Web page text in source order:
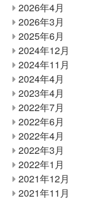
2026年4月
2026年3月
2025年6月
2024年12月
2024年11月
2024年4月
2023年4月
2022年7月
2022年6月
2022年4月
2022年3月
2022年1月
2021年12月
2021年11月